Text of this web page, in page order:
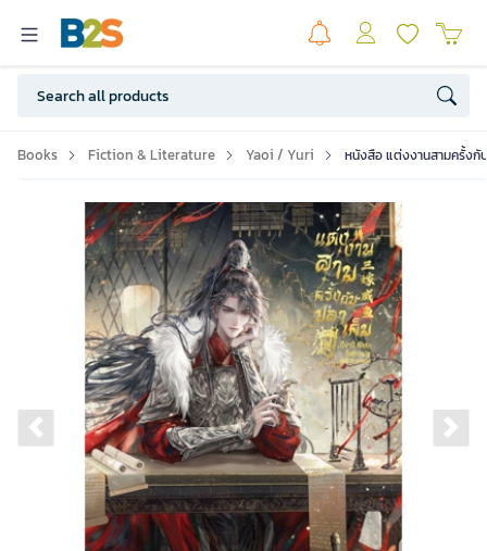
Books Fiction & Literature Yaoi / Yuri หนังสือ แต่งงานสามครั้งกั
Previous slide